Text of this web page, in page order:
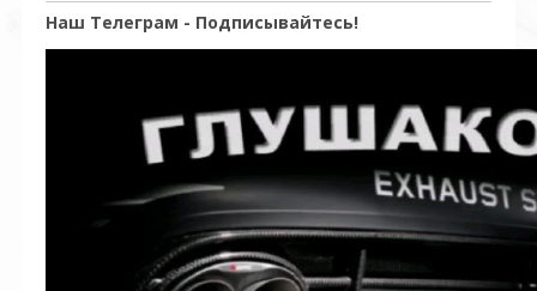
Наш Телеграм - Подписывайтесь!